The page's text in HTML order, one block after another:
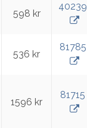
598 kr
40239
536 kr
81785
1596 kr
81715